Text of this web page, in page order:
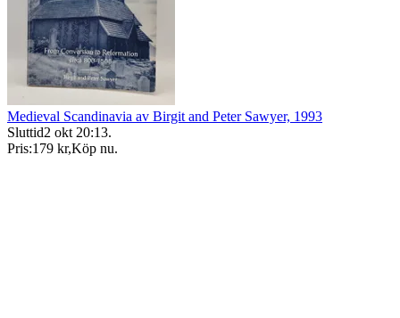
Medieval Scandinavia av Birgit and Peter Sawyer, 1993
Sluttid2 okt 20:13.
Pris:179 kr,Köp nu.